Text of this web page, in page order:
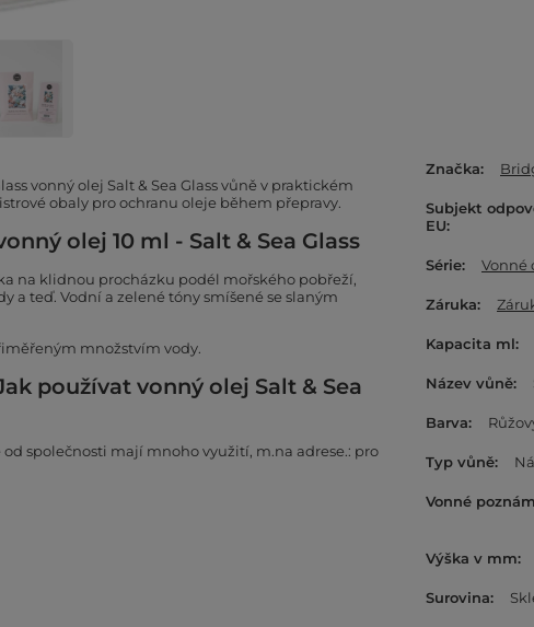
vonný olej Salt & Sea Glass vůně v praktickém
obaly pro ochranu oleje během přepravy.
olej 10 ml - Salt & Sea Glass
na klidnou procházku podél mořského pobřeží,
a teď. Vodní a zelené tóny smíšené se slaným
množstvím vody.
používat vonný olej Salt & Sea
společnosti mají mnoho využití, m.na adrese.: pro
Značka
Subjekt
EU
Série Vonné
Záruka
Kapacita ml
Název vůně
Barva
Typ vůně
Vonné
Výška v mm
Surovina